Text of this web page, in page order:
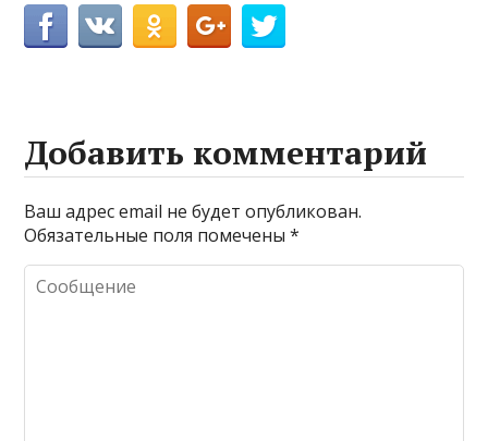
Добавить комментарий
Ваш адрес email не будет опубликован.
Обязательные поля помечены*